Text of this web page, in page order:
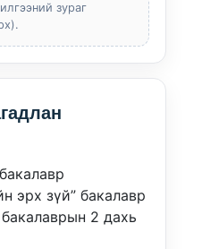
зураг
эрх зүй” бакалавр
2 дахь